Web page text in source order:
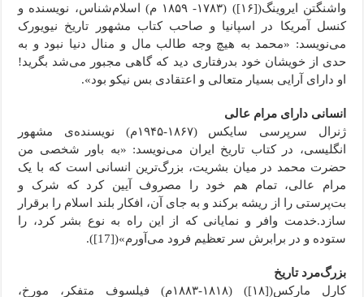
واشنگتن ایروینگ([۱۶]) (۱۷۸۳- ۱۸۵۹ م) اسلام‌شناس، نویسنده و
کنسل آمریکا در اسپانیا و صاحب کتاب مشهور تاریخ نیویورک
می‌نویسد: «محمد به هیچ وجه طالب مال و منال دنیا نبود و به
حدی از خویشان خود بدرفتاری دید که گاهی مجبور می‌شد بگرید!
او دارای آرایی بسیار متعالی و اعتقادی بس نیکو بود».
انسانی دارای مرام عالی
ژنرال سرپرسی سایکس (۱۸۶۷-۱۹۴۵م) نویسنده‌ی مشهور
انگلیسی، در کتاب تاریخ ایران می‌نویسد: «به باور شخصی من
حضرت محمد در میان بشریت، بزرگ‌ترین انسانی است که با یک
مرام عالی، تمام هم خود را مصروف آیین کرد که شرک و
بت‌پرستی را از ریشه برکند و به جای آن، افکار بلند اسلام را برقرار
سازد.خدمت وافر و نمایانی که از این راه به نوع بشر کرد، را
ستوده و در برابرش سر تعظیم فرود می‌آورم»([17]).
بزرگ‌مرد تاریخ
کارل مارکس([۱۸]) (۱۸۱۸-۱۸۸۳م) فیلسوف متفکر، مورخ،